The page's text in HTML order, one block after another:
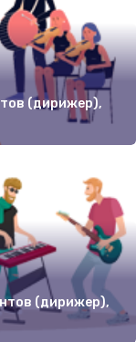
(дирижер),
(дирижер),